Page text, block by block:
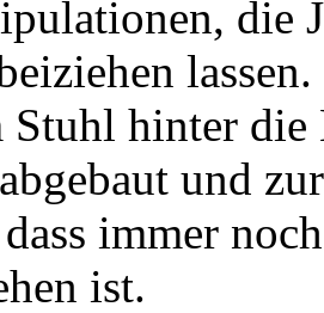
die
Stuhl hinter
und
immer
ist.